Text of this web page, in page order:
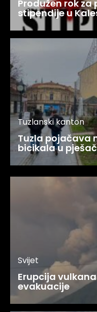
Produžen rok za
stipendije u
Tuzlanski kanton
Tuzla pojačava
bicikala u
Svijet
Erupcija
evakuacije